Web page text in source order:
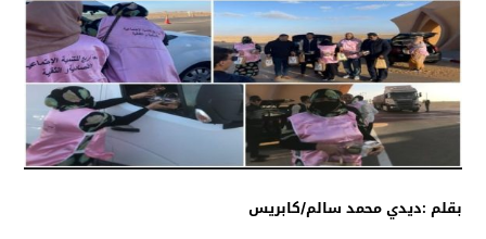
بقلم :ديدي محمد سالم/كابريس